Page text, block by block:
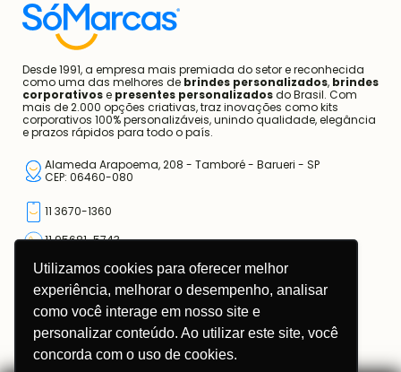
Utilizamos cookies para oferecer melhor
experiência, melhorar o desempenho, analisar
como você interage em nosso site e
personalizar conteúdo. Ao utilizar este site, você
concorda com o uso de cookies.
Desde 1991, a empresa mais premiada do setor e reconhecida
como uma das melhores de brindes personalizados, brindes
corporativose presentes personalizadosdo Brasil. Com
mais de 2.000 opções criativas, traz inovações como kits
corporativos 100% personalizáveis, unindo qualidade, elegância
e prazos rápidos para todo o país.
Alameda Arapoema, 208 - Tamboré - Barueri - SP
CEP: 06460-080
11 3670-1360
11 95681-5743
atendimento@somarcas.com.br
Mais do que Brindes, Presentes Corporativos!
SO MARCAS COMERCIAL LTDA.
CNPJ: 67.308.981/0001-00